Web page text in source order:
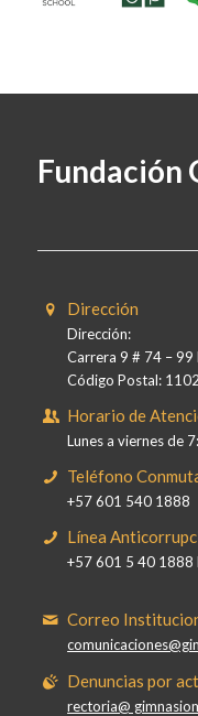
Fundación
Dirección
Dirección:
Carrera 9 # 74 –
Código Postal:
Horario de
Lunes a viernes de
Teléfono
+57 601 540 1888
Línea
+57 601 5 40 1888
Correo
Denuncias por
rectoria@